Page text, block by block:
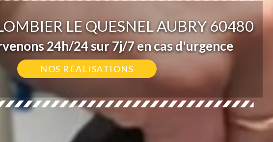
LE QUESNEL AUBRY 60480
24h/24 sur 7j/7 en cas d'urgence
NOS RÉALISATIONS